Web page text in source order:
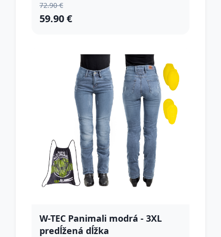
72.90 €
59.90 €
W-TEC Panimali modrá - 3XL
predĺžená dĺžka